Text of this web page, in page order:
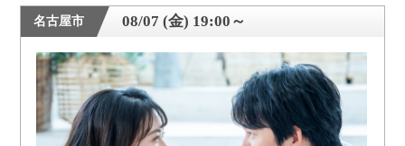
名古屋市 08/07 (金) 19:00～